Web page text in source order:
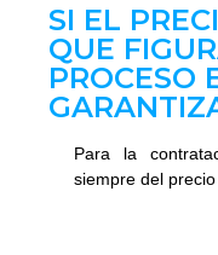
SI EL
QUE
PROCESO
Para la
siempre del